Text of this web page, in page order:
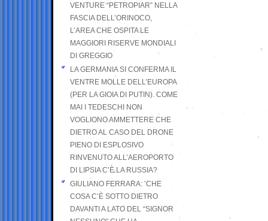
VENTURE “PETROPIAR” NELLA
FASCIA DELL’ORINOCO,
L’AREA CHE OSPITA LE
MAGGIORI RISERVE MONDIALI
DI GREGGIO
LA GERMANIA SI CONFERMA IL
VENTRE MOLLE DELL’EUROPA
(PER LA GIOIA DI PUTIN). COME
MAI I TEDESCHI NON
VOGLIONO AMMETTERE CHE
DIETRO AL CASO DEL DRONE
PIENO DI ESPLOSIVO
RINVENUTO ALL’AEROPORTO
DI LIPSIA C’È LA RUSSIA?
GIULIANO FERRARA: ’CHE
COSA C’È SOTTO DIETRO
DAVANTI A LATO DEL “SIGNOR